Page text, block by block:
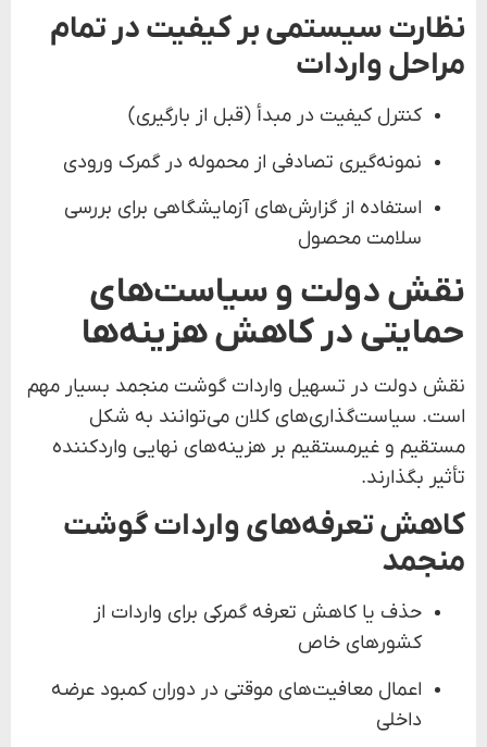
نظارت سیستمی بر کیفیت در تمام
مراحل واردات
کنترل کیفیت در مبدأ (قبل از بارگیری)
نمونه‌گیری تصادفی از محموله در گمرک ورودی
استفاده از گزارش‌های آزمایشگاهی برای بررسی
سلامت محصول
نقش دولت و سیاست‌های
حمایتی در کاهش هزینه‌ها
نقش دولت در تسهیل واردات گوشت منجمد بسیار مهم
است. سیاست‌گذاری‌های کلان می‌توانند به شکل
مستقیم و غیرمستقیم بر هزینه‌های نهایی واردکننده
تأثیر بگذارند.
کاهش تعرفه‌های واردات گوشت
منجمد
حذف یا کاهش تعرفه گمرکی برای واردات از
کشورهای خاص
اعمال معافیت‌های موقتی در دوران کمبود عرضه
داخلی